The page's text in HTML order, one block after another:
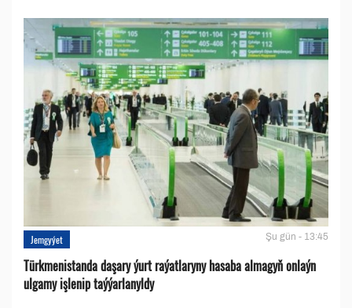
Jemgyýet Şu gün - 13:45
Türkmenistanda daşary ýurt raýatlaryny hasaba almagyň onlaýn
ulgamy işlenip taýýarlanyldy